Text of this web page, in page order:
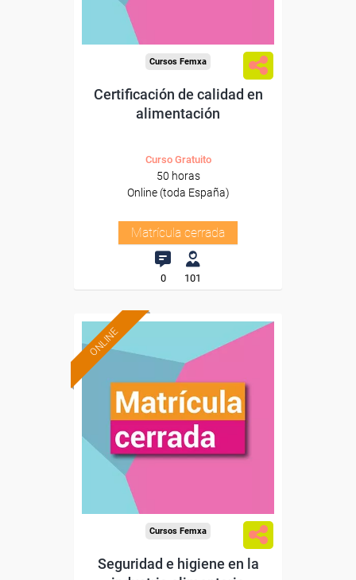
Cursos Femxa
Certificación de calidad en
alimentación
Curso Gratuito
50 horas
Online (toda España)
Matrícula cerrada
0 101
ONLINE
Cursos Femxa
Seguridad e higiene en la